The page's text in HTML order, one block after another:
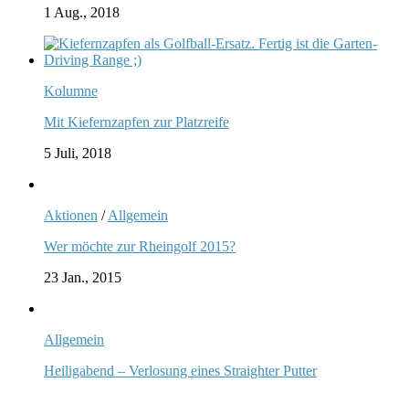
1 Aug., 2018
Kolumne
Mit Kiefernzapfen zur Platzreife
5 Juli, 2018
Aktionen /Allgemein
Wer möchte zur Rheingolf 2015?
23 Jan., 2015
Allgemein
Heiligabend – Verlosung eines Straighter Putter